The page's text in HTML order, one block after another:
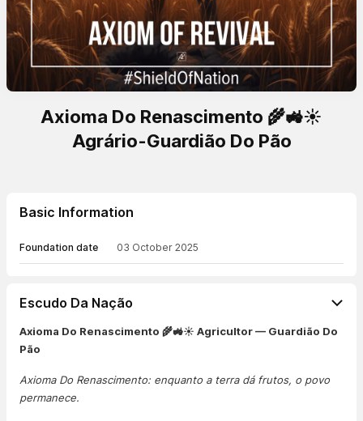
Axioma Do Renascimento 🌾🚜☀️
Agrário-Guardião Do Pão
Basic Information
Foundation date 03 October 2025
Escudo Da Nação
Axioma Do Renascimento 🌾🚜☀️ Agricultor — Guardião Do
Pão
Axioma Do Renascimento: enquanto a terra dá frutos, o povo
permanece.